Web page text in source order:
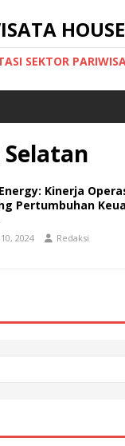
HOUSE
SEKTOR
Kinerja
Pertumbuhan
2024 Redaksi